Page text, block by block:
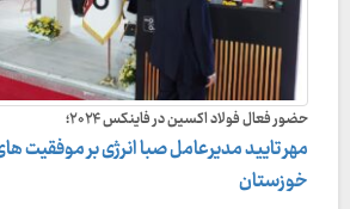
حضور فعال فولاد اکسین در فاینکس ۲۰۲۴؛
مهر تایید مدیرعامل صبا انرژی بر موفقیت
خوزستان